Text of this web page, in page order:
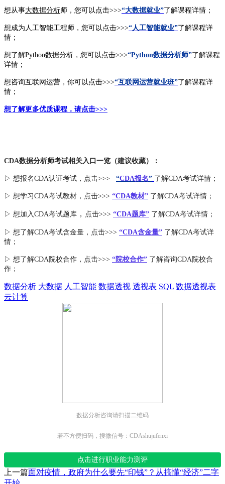
想从事大数据分析师，您可以点击>>>“大数据就业”了解课程详情；
想成为人工智能工程师，您可以点击>>>“人工智能就业”了解课程详
情；
想了解Python数据分析，您可以点击>>>“Python数据分析师”了解课程
详情；
想咨询互联网运营，你可以点击>>>“互联网运营就业班”了解课程详
情；
想了解更多优质课程，请点击>>>
CDA数据分析师考试相关入口一览（建议收藏）：
▷ 想报名CDA认证考试，点击>>> “CDA报名” 了解CDA考试详情；
▷ 想学习CDA考试教材，点击>>> “CDA教材” 了解CDA考试详情；
▷ 想加入 CDA考试题库 ， 点击>>> “CDA题库” 了解CDA考试详情；
▷ 想了解CDA考试含金量 ，点击>>> “CDA含金量” 了解CDA考试详
情；
▷ 想了解CDA 院校合作 ，点击>>> “院校合作” 了解咨询CDA院校合
作；
数据分析 大数据 人工智能 数据透视 透视表 SQL 数据透视表
云计算
数据分析咨询请扫描二维码
若不方便扫码，搜微信号：CDAshujufenxi
点击进行职业能力测评
上一篇面对疫情，政府为什么要先“印钱”？从搞懂“经济”二字